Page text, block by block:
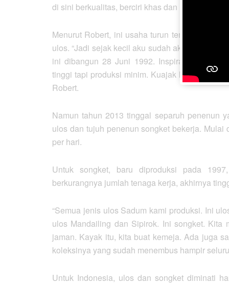
di sini berkualitas, berciri khas dan layak
Menurut Robert, ini usaha turun temurun,
ulos. “Jadi sejak kecil aku sudah akrab dengan
ini dibangun 28 Juni 1992. Inspirasi
tinggi tapi produksi minim. Kuajak lah sekitar
Robert.
Namun tahun 2013 tinggal separuh penenun
ulos dan tujuh penenun songket bekerja.
per hari.
Untuk songket, baru diproduksi pada
berkurangnya jumlah tenaga kerja, akhirnya
“Semua jenis ulos Sadum kami produksi. Ini
ulos Mandailing dan Sipirok. Ini songket. Kita
jaman. Kayak itu, kita buat kemeja. Ada juga
koleksinya yang sudah menembus hampir
Untuk Indonesia, ulos dan songket diminati